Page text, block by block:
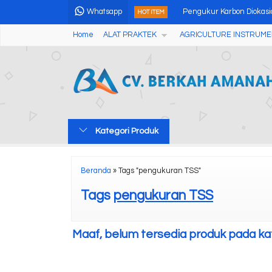
Whatsapp HOT ITEM Pengukur Karbon
Automatic Digital
Digital Thermometer
Home ALAT PRAKTEK AGRICULTURE
Kategori Produk
Beranda » Tags "pengukuran TSS"
Tags pengukuran TSS
Maaf, belum tersedia produk pada